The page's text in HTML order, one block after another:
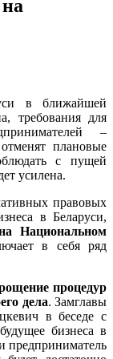
в ближайшей
требования для
–
плановые
с пущей
усилена.
правовых
в Беларуси,
Национальном
в себя ряд
процедур
дела. Замглавы
в беседе с
бизнеса в
предприниматель